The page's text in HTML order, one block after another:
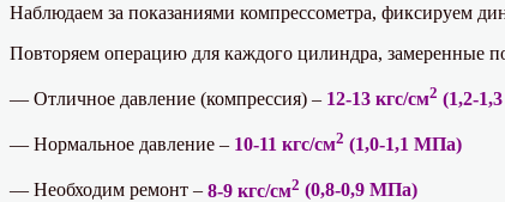
Наблюдаем за показаниями компрессометра, фиксируем
Повторяем операцию для каждого цилиндра, замеренные
— Отличное давление (компрессия) – 12-13 кгс/см2 (1,2-
— Нормальное давление – 10-11 кгс/см2 (1,0-1,1 МПа)
— Необходим ремонт – 8-9 кгс/см2 (0,8-0,9 МПа)